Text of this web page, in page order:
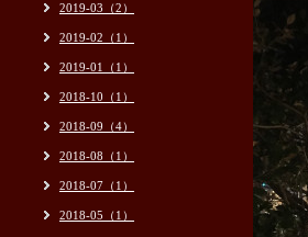
2019-03（2）
2019-02（1）
2019-01（1）
2018-10（1）
2018-09（4）
2018-08（1）
2018-07（1）
2018-05（1）